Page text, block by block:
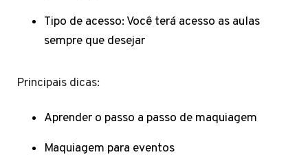
Tipo de acesso: Você terá acesso as aulas
sempre que desejar
Principais dicas:
Aprender o passo a passo de maquiagem
Maquiagem para eventos